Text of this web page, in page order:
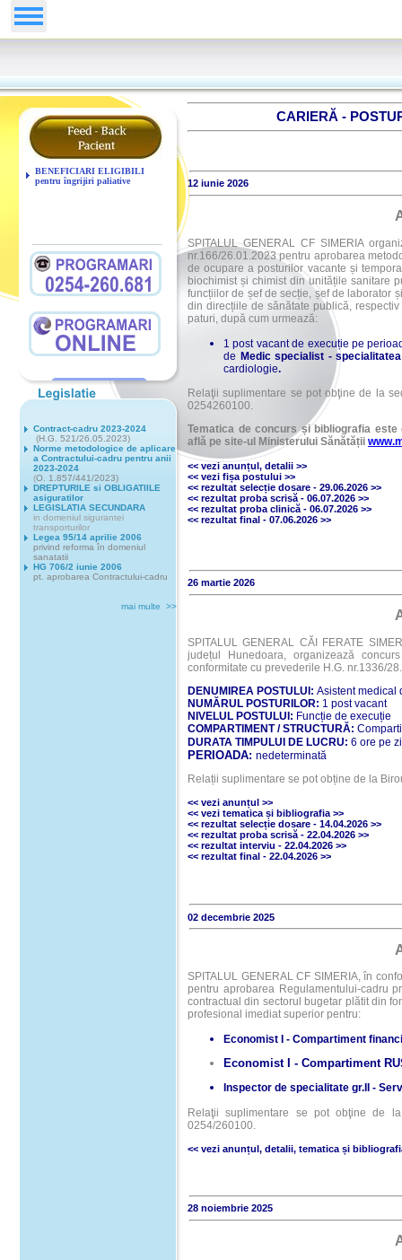
BENEFICIARI ELIGIBILI
pentru îngrijiri paliative
Contract-cadru 2023-2024
(H.G. 521/26.05.2023)
Norme metodologice de aplicare
a Contractului-cadru pentru anii
2023-2024
(O. 1.857/441/2023)
DREPTURILE si OBLIGATIILE
asiguratilor
LEGISLATIA SECUNDARA
in domeniul sigurantei
transporturilor
Legea 95/14 aprilie 2006
privind reforma în domeniul
sanatatii
HG 706/2 iunie 2006
pt. aprobarea Contractului-cadru
mai multe >>
CARIERĂ -
12 iunie 2026
SPITALUL GENERAL CF SIMERIA
nr.166/26.01.2023 pentru aprobarea
de ocupare a posturilor vacante și
biochimist și chimist din unitățile sanitare
funcțiilor de șef de secție, șef de laborator
din direcțiile de sănătate publică,
paturi, după cum urmează:
1 post vacant de execuție pe
de Medic specialist -
cardiologie.
Relaţii suplimentare se pot obţine de la
0254260100.
Tematica de concurs și bibliografia
află pe site-ul Ministerului Sănătății
<< vezi anunțul, detalii >>
<< vezi fișa postului >>
<< rezultat selecție dosare - 29.06.2026 >>
<< rezultat proba scrisă - 06.07.2026 >>
<< rezultat proba clinică - 06.07.2026 >>
<< rezultat final - 07.06.2026 >>
26 martie 2026
SPITALUL GENERAL CĂI FERATE
județul Hunedoara, organizează
conformitate cu prevederile H.G. nr.1336/
DENUMIREA POSTULUI: Asistent medical
NUMĂRUL POSTURILOR: 1 post vacant
NIVELUL POSTULUI: Funcție de execuție
COMPARTIMENT / STRUCTURĂ:
DURATA TIMPULUI DE LUCRU: 6 ore pe
PERIOADA: nedeterminată
Relații suplimentare se pot obține de la
<< vezi anunțul >>
<< vezi tematica și bibliografia >>
<< rezultat selecție dosare - 14.04.2026 >>
<< rezultat proba scrisă - 22.04.2026 >>
<< rezultat interviu - 22.04.2026 >>
<< rezultat final - 22.04.2026 >>
02 decembrie 2025
SPITALUL GENERAL CF SIMERIA, în
pentru aprobarea Regulamentului-cadru
contractual din sectorul bugetar plătit din
profesional imediat superior pentru:
Economist I - Compartiment
Economist I - Compartiment
Inspector de specialitate gr.II -
Relaţii suplimentare se pot obţine de
0254/260100.
<< vezi anunțul, detalii, tematica și
28 noiembrie 2025